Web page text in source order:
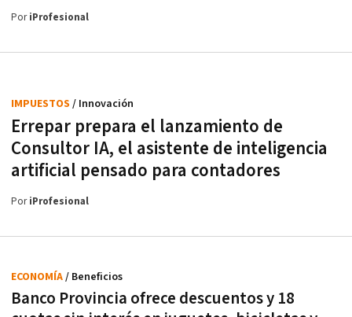
PoriProfesional
Errepar prepara el lanzamiento de
Consultor IA, el asistente de inteligencia
artificial pensado para contadores
IMPUESTOS / Innovación
PoriProfesional
Banco Provincia ofrece descuentos y 18
ECONOMÍA/ Beneficios